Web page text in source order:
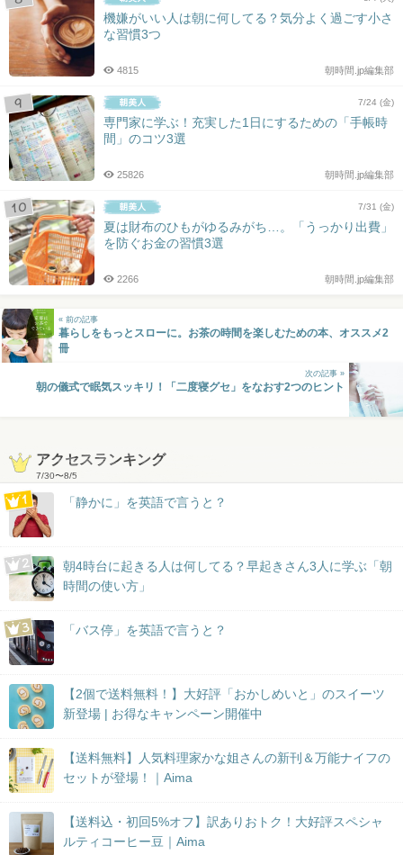
機嫌がいい人は朝に何してる？気分よく過ごす小さ
な習慣3つ
朝時間.jp編集部
4815
7/24 (金)
専門家に学ぶ！充実した1日にするための「手帳時
間」のコツ3選
朝時間.jp編集部
25826
7/31 (金)
夏は財布のひもがゆるみがち…。「うっかり出費」
を防ぐお金の習慣3選
朝時間.jp編集部
2266
« 前の記事
暮らしをもっとスローに。お茶の時間を楽しむための本、オススメ2
冊
次の記事 »
朝の儀式で眠気スッキリ！「二度寝グセ」をなおす2つのヒント
アクセスランキング
7/30〜8/5
「静かに」を英語で言うと？
朝4時台に起きる人は何してる？早起きさん3人に学ぶ「朝
時間の使い方」
「バス停」を英語で言うと？
【2個で送料無料！】大好評「おかしめいと」のスイーツ
新登場 | お得なキャンペーン開催中
【送料無料】人気料理家かな姐さんの新刊＆万能ナイフの
セットが登場！｜Aima
【送料込・初回5%オフ】訳ありおトク！大好評スペシャ
ルティコーヒー豆｜Aima